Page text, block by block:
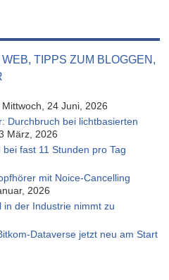
TIPPS ZUM BLOGGEN,
Mittwoch, 24 Juni, 2026
Durchbruch bei lichtbasierten
März, 2026
fast 11 Stunden pro Tag
mit Noice-Cancelling
2026
in der Industrie nimmt zu
Dataverse jetzt neu am Start